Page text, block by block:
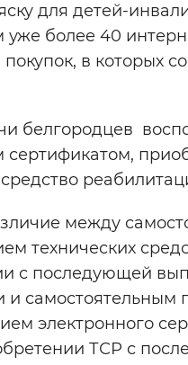
для детей-
уже более 40
покупок, в которых
белгородцев
сертификатом,
между
технических
с последующей
и самостоятельным
электронного
ТСР с